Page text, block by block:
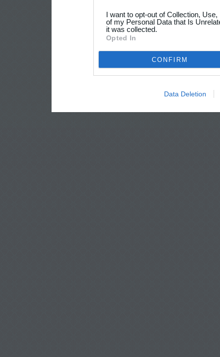
I want to opt-out of Collection,
of my Personal Data that Is
it was collected.
Opted In
CONFIRM
Data Deletion